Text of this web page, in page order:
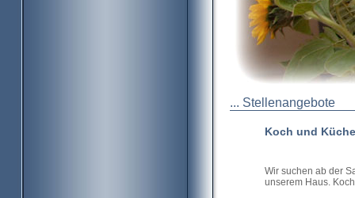
... Stellenangebote
Koch und
Wir suchen ab der
unserem Haus.